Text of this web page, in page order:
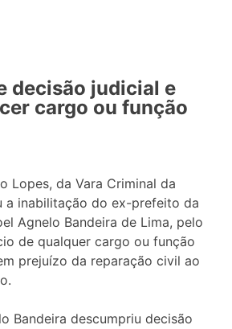
decisão judicial e
cargo ou função
Lopes, da Vara Criminal da
a inabilitação do ex-prefeito da
Agnelo Bandeira de Lima, pelo
de qualquer cargo ou função
prejuízo da reparação civil ao
Bandeira descumpriu decisão